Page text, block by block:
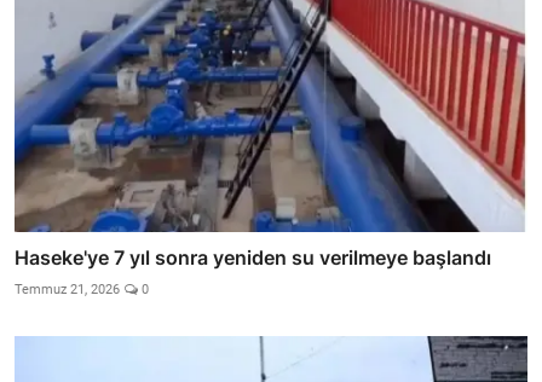
Haseke'ye 7 yıl sonra yeniden su verilmeye başlandı
Temmuz 21, 2026 0